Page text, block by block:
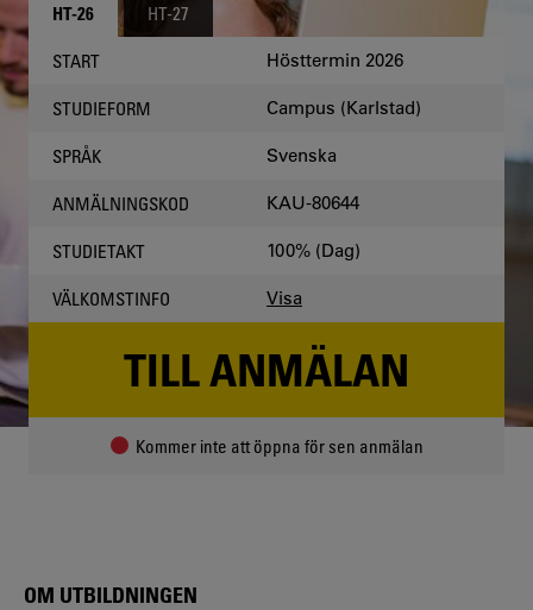
HT-26 HT-27
START Hösttermin 2026
STUDIEFORM Campus (Karlstad)
SPRÅK Svenska
ANMÄLNINGSKOD KAU-80644
STUDIETAKT 100% (Dag)
VÄLKOMSTINFO Visa
TILL ANMÄLAN
Kommer inte att öppna för sen anmälan
OM UTBILDNINGEN